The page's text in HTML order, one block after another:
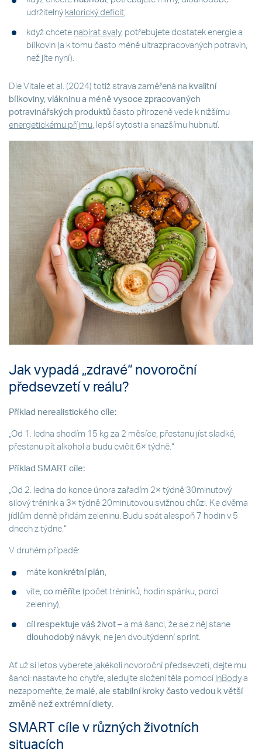
udržitelný kalorický deficit,
když chcete nabírat svaly, potřebujete dostatek energie a
bílkovin (a k tomu často méně ultrazpracovaných potravin,
než jíte nyní).
Dle Vitale et al. (2024) totiž strava zaměřená na kvalitní
bílkoviny, vlákninu a méně vysoce zpracovaných
potravinářských produktů často přirozeně vede k nižšímu
energetickému příjmu , lepší sytosti a snazšímu hubnutí.
Jak vypadá „zdravé“ novoroční
předsevzetí v reálu?
Příklad nerealistického cíle:
„Od 1. ledna shodím 15 kg za 2 měsíce, přestanu jíst sladké,
přestanu pít alkohol a budu cvičit 6× týdně.“
Příklad SMART cíle:
„Od 2. ledna do konce února zařadím 2× týdně 30minutový
silový trénink a 3× týdně 20minutovou svižnou chůzi. Ke dvěma
jídlům denně přidám zeleninu. Budu spát alespoň 7 hodin v 5
dnech z týdne.“
V druhém případě:
máte konkrétní plán,
víte, co měříte (počet tréninků, hodin spánku, porcí
zeleniny),
cíl respektuje váš život – a má šanci, že se z něj stane
dlouhodobý návyk , ne jen dvoutýdenní sprint.
Ať už si letos vyberete jakékoli novoroční předsevzetí, dejte mu
šanci: nastavte ho chytře, sledujte složení těla pomocí InBodya
nezapomeňte, že malé, ale stabilní kroky často vedou k větší
změně než extrémní diety
SMART cíle v různých životních
situacích